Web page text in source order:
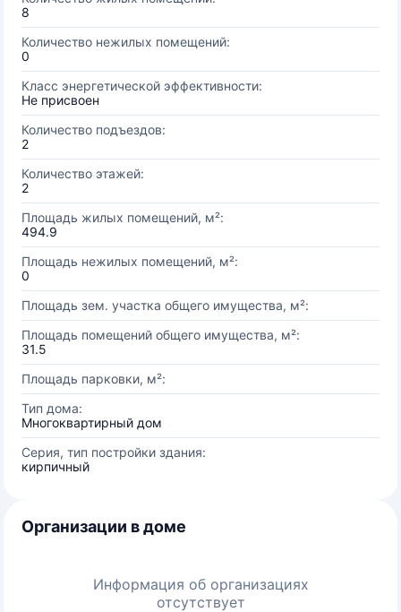
8
Количество нежилых помещений:
0
Класс энергетической эффективности:
Не присвоен
Количество подъездов:
2
Количество этажей:
2
Площадь жилых помещений, м²:
494.9
Площадь нежилых помещений, м²:
0
Площадь зем. участка общего имущества, м²:
Площадь помещений общего имущества, м²:
31.5
Площадь парковки, м²:
Тип дома:
Многоквартирный дом
Серия, тип постройки здания:
кирпичный
Организации в доме
Информация об организациях
отсутствует